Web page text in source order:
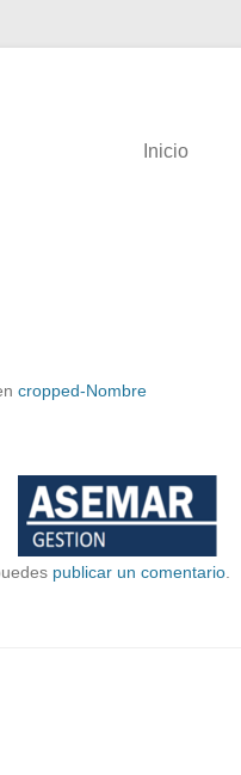
Inicio
cropped-Nombre
publicar un comentario